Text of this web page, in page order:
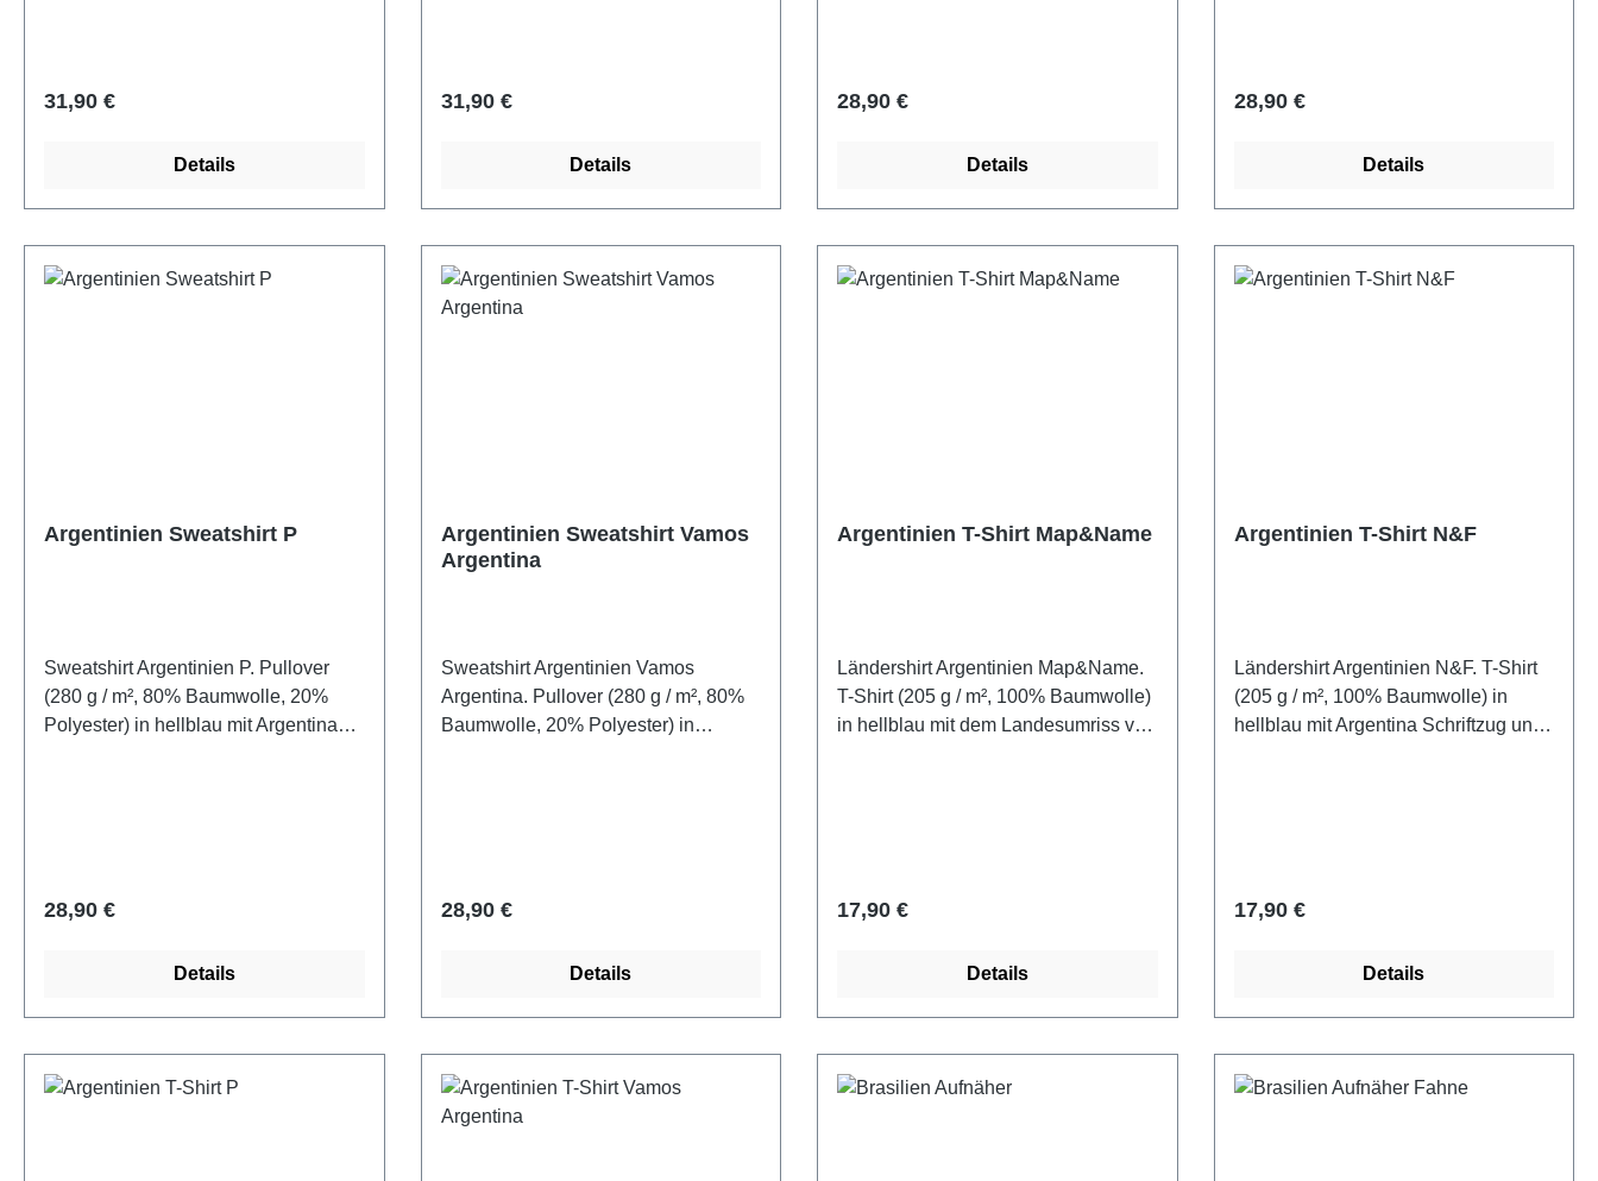
Regulärer Preis:
31,90 €
Details
Regulärer Preis:
31,90 €
Details
Regulärer Preis:
28,90 €
Details
Regulärer Preis:
28,90 €
Details
Argentinien Sweatshirt P
Sweatshirt Argentinien P. Pullover
(280 g / m², 80% Baumwolle, 20%
Polyester) in hellblau mit Argentina
Regulärer Preis:
28,90 €
Details
Argentinien Sweatshirt Vamos
Argentina
Sweatshirt Argentinien Vamos
Argentina. Pullover (280 g / m², 80%
Baumwolle, 20% Polyester) in
Regulärer Preis:
28,90 €
Details
Argentinien T-Shirt Map&Name
Ländershirt Argentinien Map&Name.
T-Shirt (205 g / m², 100% Baumwolle)
in hellblau mit dem Landesumriss von
Regulärer Preis:
17,90 €
Details
Argentinien T-Shirt N&F
Ländershirt Argentinien N&F. T-Shirt
(205 g / m², 100% Baumwolle) in
hellblau mit Argentina Schriftzug und
Regulärer Preis:
17,90 €
Details